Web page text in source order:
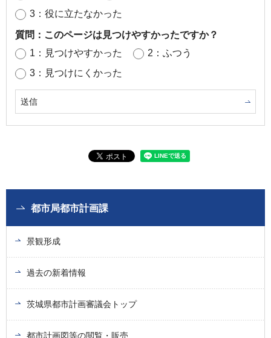
3：役に立たなかった
質問：このページは見つけやすかったですか？
1：見つけやすかった
2：ふつう
3：見つけにくかった
都市局都市計画課
景観形成
過去の新着情報
茨城県都市計画審議会トップ
都市計画図等の閲覧・販売